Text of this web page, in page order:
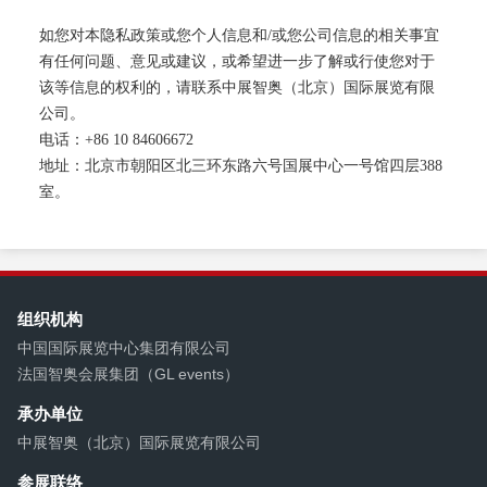
如您对本隐私政策或您个人信息和/或您公司信息的相关事宜
有任何问题、意见或建议，或希望进一步了解或行使您对于
该等信息的权利的，请联系中展智奥（北京）国际展览有限
公司。
电话： +86 10 84606672
地址：北京市朝阳区北三环东路六号国展中心一号馆四层388
室。
组织机构
中国国际展览中心集团有限公司
法国智奥会展集团（GL events）
承办单位
中展智奥（北京）国际展览有限公司
参展联络